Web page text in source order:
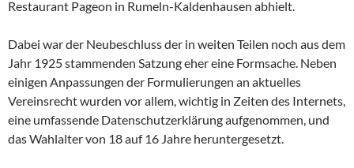
Restaurant Pageon in Rumeln-Kaldenhausen abhielt.
Dabei war der Neubeschluss der in weiten Teilen noch aus dem
Jahr 1925 stammenden Satzung eher eine Formsache. Neben
einigen Anpassungen der Formulierungen an aktuelles
Vereinsrecht wurden vor allem, wichtig in Zeiten des Internets,
eine umfassende Datenschutzerklärung aufgenommen, und
das Wahlalter von 18 auf 16 Jahre heruntergesetzt.